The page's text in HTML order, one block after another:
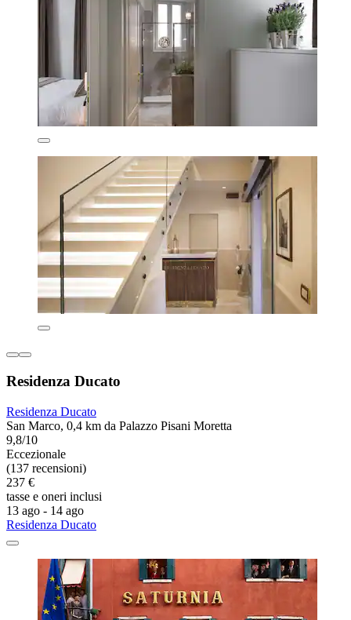
Residenza Ducato
Residenza Ducato
San Marco, 0,4 km da Palazzo Pisani Moretta
9,8/10
Eccezionale
(137 recensioni)
237 €
tasse e oneri inclusi
13 ago - 14 ago
Residenza Ducato